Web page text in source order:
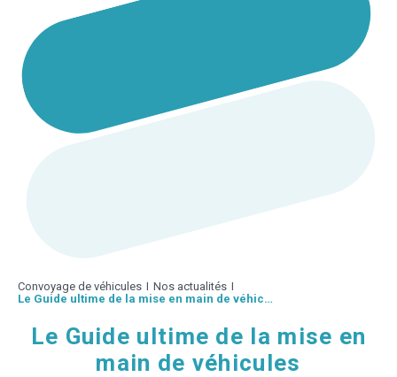
Convoyage de véhicules I Nos actualités I
Le Guide ultime de la mise en main de véhicules
Le Guide ultime de la mise en
main de véhicules